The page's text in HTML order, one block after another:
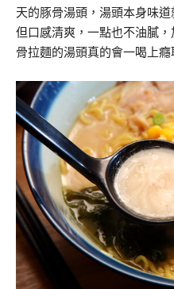
天的豚骨湯頭，湯頭本身味
但口感清爽，一點也不油膩
骨拉麵的湯頭真的會一喝上癮